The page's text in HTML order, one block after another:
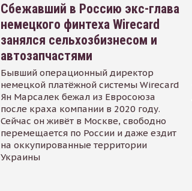
Сбежавший в Россию экс-глава
немецкого финтеха Wirecard
занялся сельхозбизнесом и
автозапчастями
Бывший операционный директор
немецкой платёжной системы Wirecard
Ян Марсалек бежал из Евросоюза
после краха компании в 2020 году.
Сейчас он живёт в Москве, свободно
перемещается по России и даже ездит
на оккупированные территории
Украины